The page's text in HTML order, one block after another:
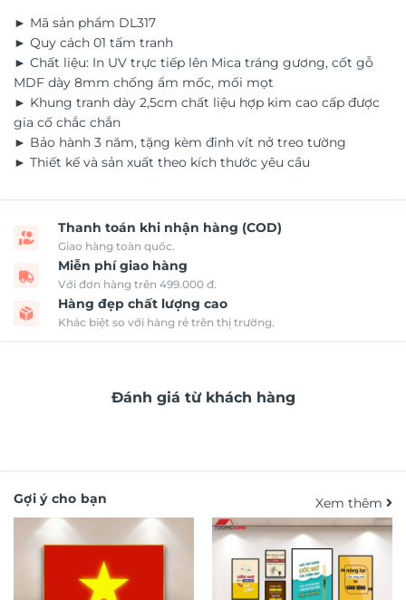
► Mã sản phẩm DL317
► Quy cách 01 tấm tranh
► Chất liệu: In UV trực tiếp lên Mica tráng gương, cốt gỗ
MDF dày 8mm chống ẩm mốc, mối mọt
► Khung tranh dày 2,5cm chất liệu hợp kim cao cấp được
gia cố chắc chắn
► Bảo hành 3 năm, tặng kèm đinh vít nở treo tường
► Thiết kế và sản xuất theo kích thước yêu cầu
Thanh toán khi nhận hàng (COD)
Giao hàng toàn quốc.
Miễn phí giao hàng
Với đơn hàng trên 499.000 đ.
Hàng đẹp chất lượng cao
Khác biệt so với hàng rẻ trên thị trường.
Đánh giá từ khách hàng
Gợi ý cho bạn Xem thêm